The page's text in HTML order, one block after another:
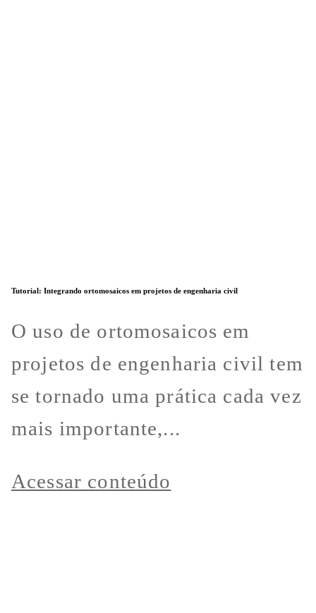
Tutorial: Integrando ortomosaicos em projetos de engenharia civil
O uso de ortomosaicos em
projetos de engenharia civil tem
se tornado uma prática cada vez
mais importante,...
Acessar conteúdo